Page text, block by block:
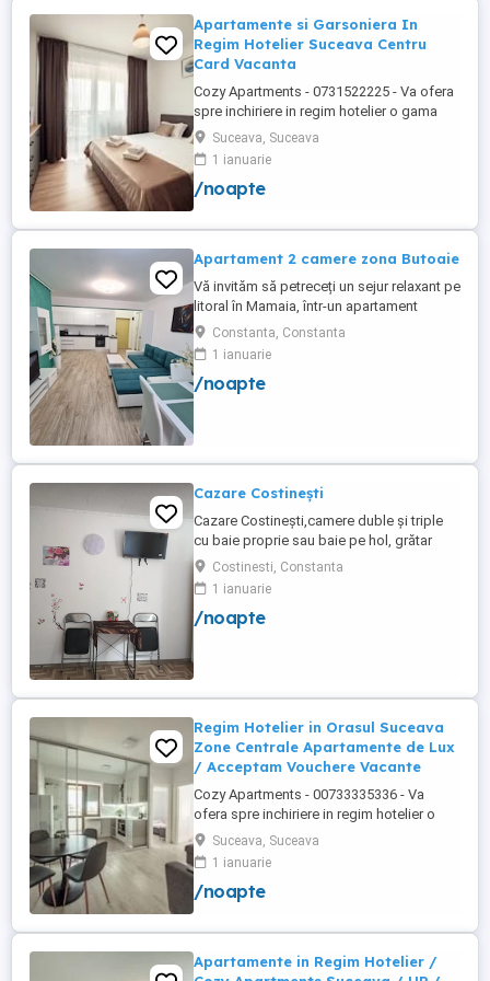
Apartamente si Garsoniera In
Regim Hotelier Suceava Centru
Card Vacanta
Cozy Apartments - 0731522225 - Va ofera
spre inchiriere in regim hotelier o gama
variata de apartamente si garsoniere
situate in puncte cheie ale orasului
Suceava: Bulevardul George Enescu. In
centrul Orasului pe Esplanada langa
Zamca Burdujeni Ipotesti Pentru ...
Suceava, Suceava
1 ianuarie
/noapte
Apartament 2 camere zona Butoaie
Vă invităm să petreceți un sejur relaxant pe
litoral în Mamaia, într-un apartament
modern, situat în complexul Moonlight,
Residence, zona centrală una dintre cele
mai căutate locații din stațiune. Locație
excelentă la doar câțiva pași de plajă,
Constanta, Constanta
1 ianuarie
/noapte
Cazare Costinești
Cazare Costinești,camere duble și triple
cu baie proprie sau baie pe hol, grătar
frigider curte,parcare proprie , prețuri
începând de la 150 lei pe noapte,telefon
Costinesti, Constanta
1 ianuarie
/noapte
Regim Hotelier in Orasul Suceava
Zone Centrale Apartamente de Lux
/ Acceptam Vouchere Vacante
Cozy Apartments - 00733335336 - Va
ofera spre inchiriere in regim hotelier o
gama variata de apartamente si
garsoniere situate in puncte cheie ale
orasului Suceava: Bulevardul George
Enescu. Kaufland George Enescu In
McDonald's. Zamca Bulevardul 1 Mai
Suceava, Suceava
1 ianuarie
/noapte
Apartamente in Regim Hotelier /